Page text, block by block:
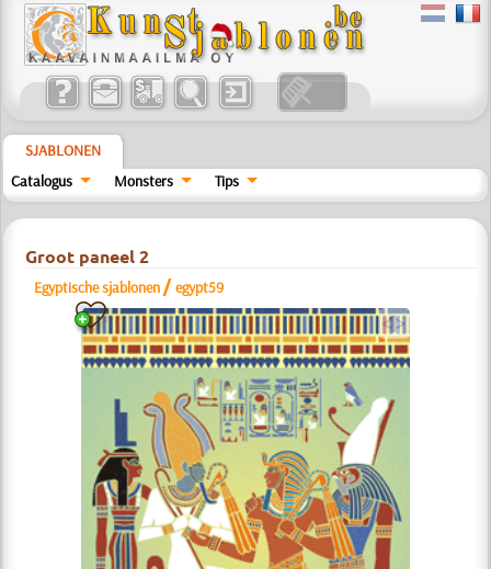
SJABLONEN
Catalogus
Monsters Tips
Groot paneel 2
Egyptische sjablonen /egypt59
a